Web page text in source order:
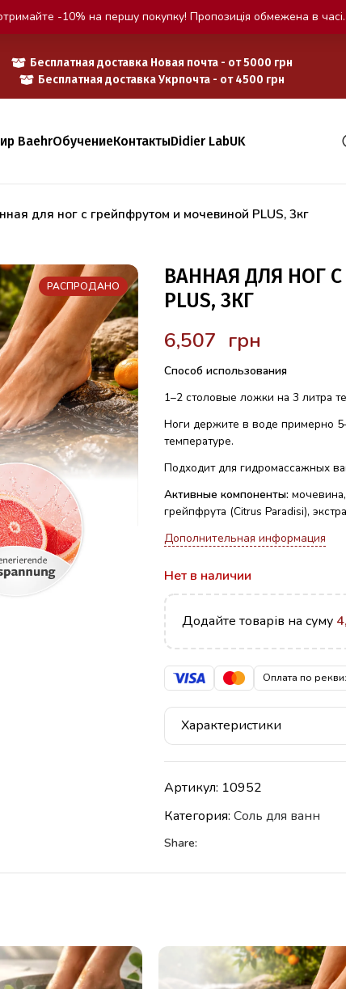
Бесплатная доставка Новая почта - от 5000 грн
Бесплатная доставка Укрпочта - от 4500 грн
BaehrОбучениеКонтактыDidier LabUK
для ног с грейпфрутом и мочевиной PLUS, 3кг
РАСПРОДАНО
ВАННАЯ ДЛЯ НОГ
PLUS, 3КГ
грн
Способ использования
1–2 столовые ложки на 3 литра
Ноги держите в воде примерно
температуре.
Подходит для гидромассажных
Активные компоненты:
грейпфрута (Citrus Paradisi),
Дополнительная информация
Нет в наличии
Додайте товарів на суму
Оплата по
Характеристики
Артикул: 10952
Категория: Соль для ванн
Share:
-10% на першу покупку! Пропозиція обмежена в часі.